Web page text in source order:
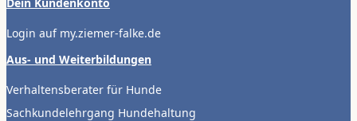
Login auf my.ziemer-falke.de
Aus- und Weiterbildungen
Verhaltensberater für Hunde
Sachkundelehrgang Hundehaltung